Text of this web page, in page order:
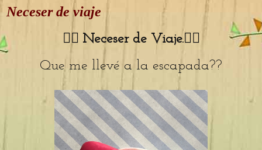
Neceser de viaje
🏊‍♀️ Neceser de Viaje.🏊‍♀️
Que me llevé a la escapada??